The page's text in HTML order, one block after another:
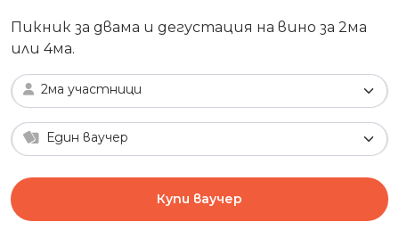
Пикник за двама и дегустация на вино за 2ма
или 4ма.
2ма участници
Един ваучер
Купи ваучер